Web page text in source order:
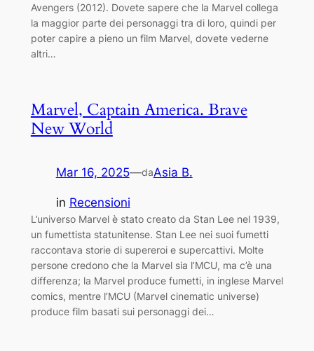
Avengers (2012). Dovete sapere che la Marvel collega
la maggior parte dei personaggi tra di loro, quindi per
poter capire a pieno un film Marvel, dovete vederne
altri…
Marvel, Captain America. Brave
New World
Mar 16, 2025—daAsia B.
in Recensioni
L’universo Marvel è stato creato da Stan Lee nel 1939,
un fumettista statunitense. Stan Lee nei suoi fumetti
raccontava storie di supereroi e supercattivi. Molte
persone credono che la Marvel sia l’MCU, ma c’è una
differenza; la Marvel produce fumetti, in inglese Marvel
comics, mentre l’MCU (Marvel cinematic universe)
produce film basati sui personaggi dei…